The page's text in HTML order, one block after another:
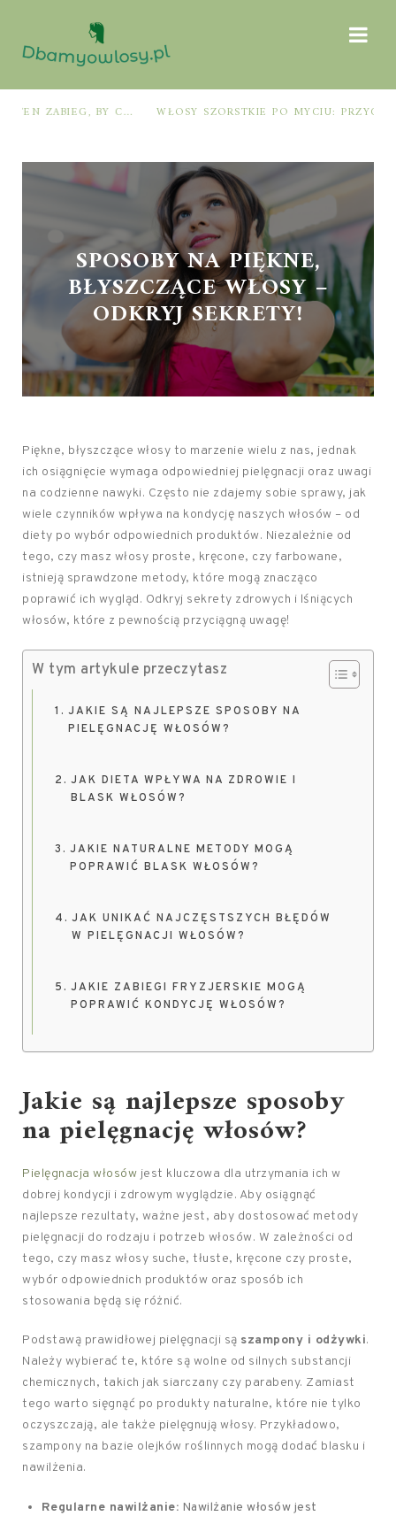
WŁOSY SZORSTKIE PO MYCIU: PRZYCZYNY I SPRAWDZONE SPOSOBY NA ODZYSKANIE MIĘKKOŚCI I BLASKU
SPOSOBY NA PIĘKNE,
BŁYSZCZĄCE WŁOSY –
ODKRYJ SEKRETY!
Piękne, błyszczące włosy to marzenie wielu z nas, jednak
ich osiągnięcie wymaga odpowiedniej pielęgnacji oraz uwagi
na codzienne nawyki. Często nie zdajemy sobie sprawy, jak
wiele czynników wpływa na kondycję naszych włosów – od
diety po wybór odpowiednich produktów. Niezależnie od
tego, czy masz włosy proste, kręcone, czy farbowane,
istnieją sprawdzone metody, które mogą znacząco
poprawić ich wygląd. Odkryj sekrety zdrowych i lśniących
włosów, które z pewnością przyciągną uwagę!
W tym artykule przeczytasz
JAKIE SĄ NAJLEPSZE SPOSOBY NA
PIELĘGNACJĘ WŁOSÓW?
JAK DIETA WPŁYWA NA ZDROWIE I
BLASK WŁOSÓW?
JAKIE NATURALNE METODY MOGĄ
POPRAWIĆ BLASK WŁOSÓW?
JAK UNIKAĆ NAJCZĘSTSZYCH BŁĘDÓW
W PIELĘGNACJI WŁOSÓW?
JAKIE ZABIEGI FRYZJERSKIE MOGĄ
POPRAWIĆ KONDYCJĘ WŁOSÓW?
Jakie są najlepsze sposoby
na pielęgnację włosów?
Pielęgnacja włosów jest kluczowa dla utrzymania ich w
dobrej kondycji i zdrowym wyglądzie. Aby osiągnąć
najlepsze rezultaty, ważne jest, aby dostosować metody
pielęgnacji do rodzaju i potrzeb włosów. W zależności od
tego, czy masz włosy suche, tłuste, kręcone czy proste,
wybór odpowiednich produktów oraz sposób ich
stosowania będą się różnić.
Podstawą prawidłowej pielęgnacji są szampony i odżywki.
Należy wybierać te, które są wolne od silnych substancji
chemicznych, takich jak siarczany czy parabeny. Zamiast
tego warto sięgnąć po produkty naturalne, które nie tylko
oczyszczają, ale także pielęgnują włosy. Przykładowo,
szampony na bazie olejków roślinnych mogą dodać blasku i
nawilżenia.
Regularne nawilżanie: Nawilżanie włosów jest